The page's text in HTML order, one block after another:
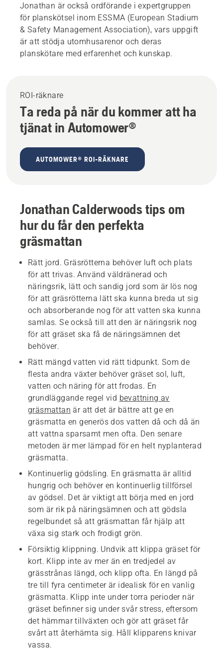
Jonathan är också ordförande i expertgruppen
för planskötsel inom ESSMA (European Stadium
& Safety Management Association), vars uppgift
är att stödja utomhusarenor och deras
planskötare med erfarenhet och kunskap.
ROI-räknare
Ta reda på när du kommer att ha
tjänat in Automower®
AUTOMOWER® ROI-RÄKNARE
Jonathan Calderwoods tips om
hur du får den perfekta
gräsmattan
Rätt jord. Gräsrötterna behöver luft och plats
för att trivas. Använd väldränerad och
näringsrik, lätt och sandig jord som är lös nog
för att gräsrötterna lätt ska kunna breda ut sig
och absorberande nog för att vatten ska kunna
samlas. Se också till att den är näringsrik nog
för att gräset ska få de näringsämnen det
behöver.
Rätt mängd vatten vid rätt tidpunkt. Som de
flesta andra växter behöver gräset sol, luft,
vatten och näring för att frodas. En
grundläggande regel vid bevattning av
gräsmattan är att det är bättre att ge en
gräsmatta en generös dos vatten då och då än
att vattna sparsamt men ofta. Den senare
metoden är mer lämpad för en helt nyplanterad
gräsmatta.
Kontinuerlig gödsling. En gräsmatta är alltid
hungrig och behöver en kontinuerlig tillförsel
av gödsel. Det är viktigt att börja med en jord
som är rik på näringsämnen och att gödsla
regelbundet så att gräsmattan får hjälp att
växa sig stark och frodigt grön.
Försiktig klippning. Undvik att klippa gräset för
kort. Klipp inte av mer än en tredjedel av
grässtrånas längd, och klipp ofta. En längd på
tre till fyra centimeter är idealisk för en vanlig
gräsmatta. Klipp inte under torra perioder när
gräset befinner sig under svår stress, eftersom
det hämmar tillväxten och gör att gräset får
svårt att återhämta sig. Håll klipparens knivar
vassa.